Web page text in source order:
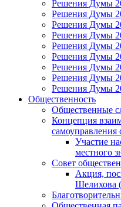
Решения Думы
Решения Думы
Решения Думы
Решения Думы
Решения Думы
Решения Думы
Решения Думы
Решения Думы
Решения Думы
Общественность
Общественные
Концепция
самоуправления
Участие
местного
Совет
Акция,
Шелихова